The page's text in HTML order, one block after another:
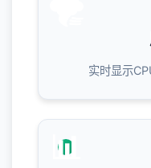
实时显示
📊